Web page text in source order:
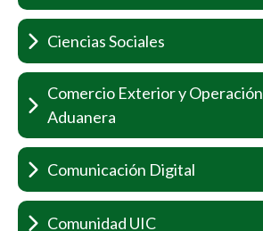
Ciencias Sociales
Comercio Exterior y Operación
Aduanera
Comunicación Digital
Comunidad UIC